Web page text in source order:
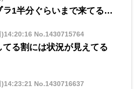
ラ1半分ぐらいまで来てる…
)14:20:16 No.1430715764
てる割には状況が見えてる
)14:23:21 No.1430716637